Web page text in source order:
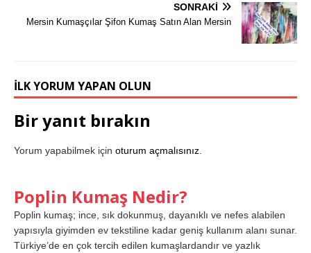
SONRAKI
Mersin Kumaşçılar Şifon Kumaş Satın Alan Mersin
İLK YORUM YAPAN OLUN
Bir yanıt bırakın
Yorum yapabilmek için oturum açmalısınız
Poplin Kumaş Nedir?
Poplin kumaş; ince, sık dokunmuş, dayanıklı ve nefes alabilen
yapısıyla giyimden ev tekstiline kadar geniş kullanım alanı sunar.
Türkiye’de en çok tercih edilen kumaşlardandır ve yazlık